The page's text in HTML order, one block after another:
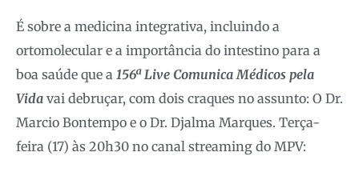
É sobre a medicina integrativa, incluindo a
ortomolecular e a importância do intestino para a
boa saúde que a 156ª Live Comunica Médicos pela
Vida vai debruçar, com dois craques no assunto: O Dr.
Marcio Bontempo e o Dr. Djalma Marques. Terça-
feira (17) às 20h30 no canal streaming do MPV: